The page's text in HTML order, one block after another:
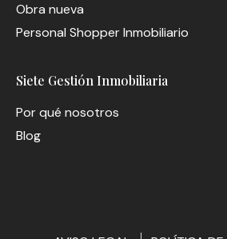
Siete Gestión Inmobiliaria
Por qué nosotros
Blog
Obra nueva
Personal Shopper Inmobiliario